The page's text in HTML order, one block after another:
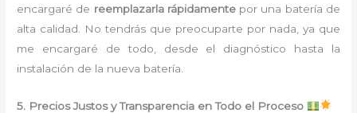
encargaré de reemplazarla rápidamentepor una batería de
alta calidad. No tendrás que preocuparte por nada, ya que
me encargaré de todo, desde el diagnóstico hasta la
instalación de la nueva batería.
5. Precios Justos y Transparencia en Todo el Proceso